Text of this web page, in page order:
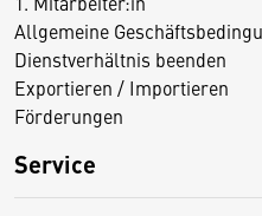
Allgemeine
Dienstverhältnis beenden
Exportieren / Importieren
Förderungen
Service